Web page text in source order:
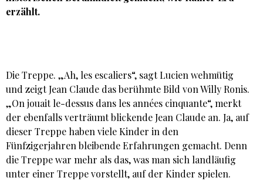
erzählt.
Die Treppe. „Ah, les escaliers“, sagt Lucien wehmütig
und zeigt Jean Claude das berühmte Bild von Willy Ronis.
„On jouait le-dessus dans les années cinquante“, merkt
der ebenfalls verträumt blickende Jean Claude an. Ja, auf
dieser Treppe haben viele Kinder in den
Fünfzigerjahren bleibende Erfahrungen gemacht. Denn
die Treppe war mehr als das, was man sich landläufig
unter einer Treppe vorstellt, auf der Kinder spielen.